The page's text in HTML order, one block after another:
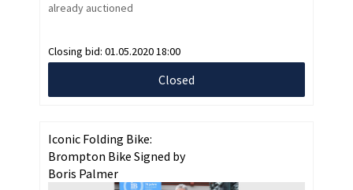
already auctioned
Closing bid: 01.05.2020 18:00
Closed
Iconic Folding Bike:
Brompton Bike Signed by
Boris Palmer